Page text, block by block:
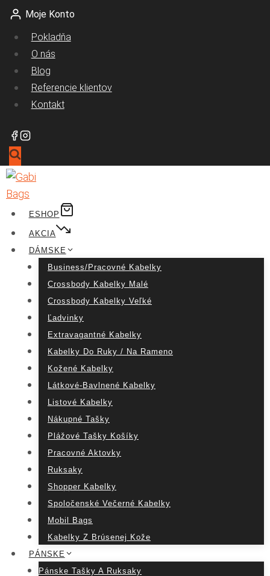
Skip
content
Moje Konto
Pokladňa
O nás
Blog
Referencie klientov
Kontakt
ESHOP
AKCIA
DÁMSKE
Business/pracovné Kabelky
Crossbody Kabelky Malé
Crossbody Kabelky Veľké
Ľadvinky
Extravagantné Kabelky
Kabelky Do Ruky / Na Rameno
Kožené Kabelky
Látkové-Bavlnené Kabelky
Listové Kabelky
Nákupné Tašky
Plážové Tašky Košíky
Pracovné Aktovky
Ruksaky
Shopper Kabelky
Spoločenské Večerné Kabelky
Mobil Bags
Kabelky Z Brúsenej Kože
PÁNSKE
Pánske Tašky A Ruksaky